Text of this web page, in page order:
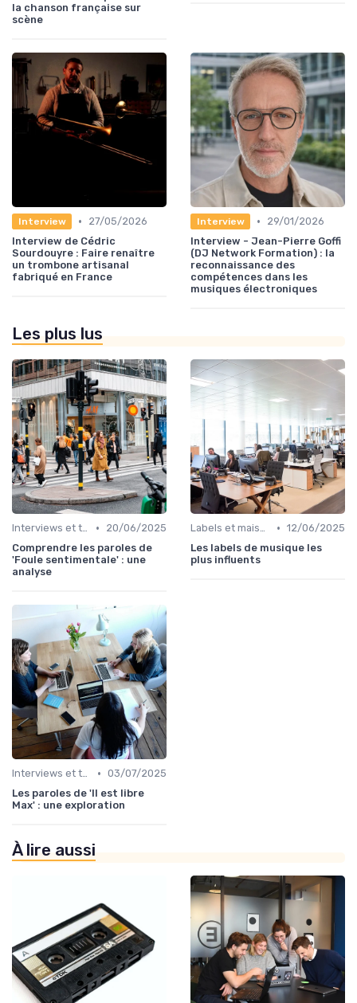
la chanson française sur
scène
Interview •
27/05/2026
Interview de Cédric
Sourdouyre : Faire renaître
un trombone artisanal
fabriqué en France
Interview •
29/01/2026
Interview - Jean-Pierre Goffi
(DJ Network Formation) : la
reconnaissance des
compétences dans les
musiques électroniques
Les plus lus
Interviews et témoignages •
20/06/2025
Comprendre les paroles de
'Foule sentimentale' : une
analyse
Labels et maisons de disques • 12/06/2025
Les labels de musique les
plus influents
Interviews et témoignages • 03/07/2025
Les paroles de 'Il est libre
Max' : une exploration
À lire aussi